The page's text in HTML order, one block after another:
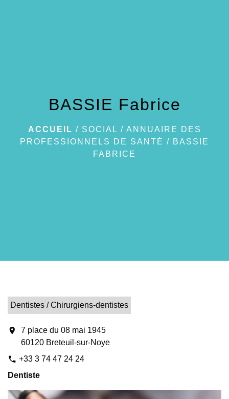
BASSIE Fabrice
ACCUEIL / SOCIAL / ANNUAIRE DES
PROFESSIONNELS DE SANTÉ / BASSIE
FABRICE
Dentistes / Chirurgiens-dentistes
location_on
7 place du 08 mai 1945
60120 Breteuil-sur-Noye
phone +33 3 74 47 24 24
Dentiste